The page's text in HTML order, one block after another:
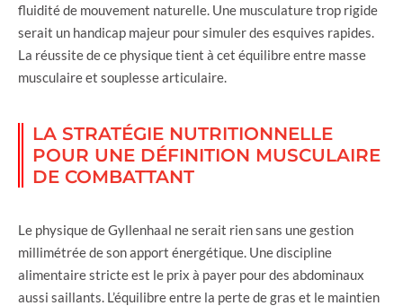
fluidité de mouvement naturelle. Une musculature trop rigide
serait un handicap majeur pour simuler des esquives rapides.
La réussite de ce physique tient à cet équilibre entre masse
musculaire et souplesse articulaire.
LA STRATÉGIE NUTRITIONNELLE
POUR UNE DÉFINITION MUSCULAIRE
DE COMBATTANT
Le physique de Gyllenhaal ne serait rien sans une gestion
millimétrée de son apport énergétique. Une discipline
alimentaire stricte est le prix à payer pour des abdominaux
aussi saillants. L’équilibre entre la perte de gras et le maintien